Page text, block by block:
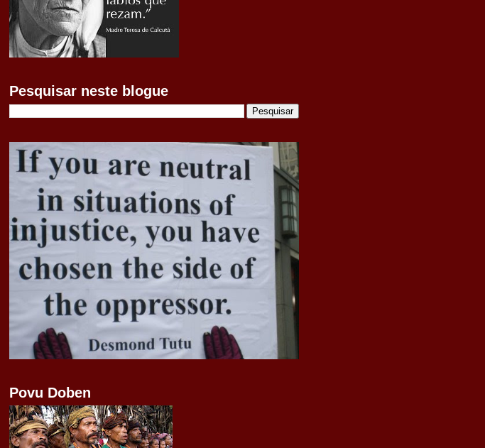
Pesquisar neste blogue
Povu Doben